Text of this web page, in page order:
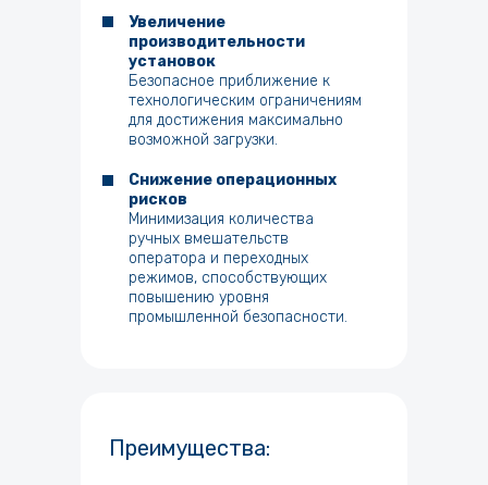
Увеличение
производительности
установок
Безопасное приближение к
технологическим ограничениям
для достижения максимально
возможной загрузки.
Снижение операционных
рисков
Минимизация количества
ручных вмешательств
оператора и переходных
режимов, способствующих
повышению уровня
промышленной безопасности.
Преимущества: